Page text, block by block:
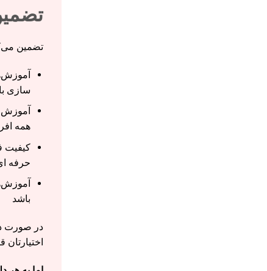
تضمین
سازی
آموزش
همه
کیفیت
حرفه
باشد
در صورت